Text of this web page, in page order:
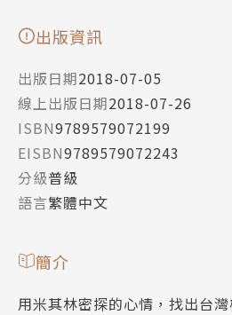
出版資訊
出版日期2018-07-05
線上出版日期2018-07-26
ISBN9789579072199
EISBN9789579072243
分級普級
語言繁體中文
簡介
用米其林密探的心情，找出台